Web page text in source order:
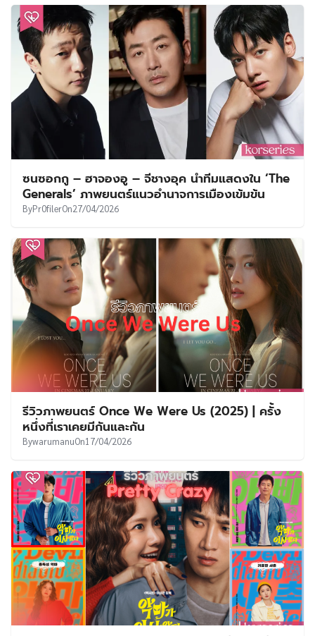
ซนซอกกู – ฮาจองอู – จีชางอุค นำทีมแสดงใน ‘The
Generals’ ภาพยนตร์แนวอำนาจการเมืองเข้มข้น
ByPr0filerOn27/04/2026
รีวิวภาพยนตร์ Once We Were Us (2025) | ครั้ง
หนึ่งที่เราเคยมีกันและกัน
BywarumanuOn17/04/2026